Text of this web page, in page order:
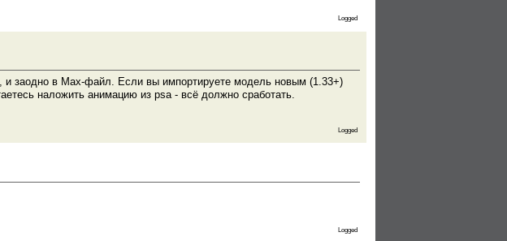
Logged
заодно в Max-файл. Если вы импортируете модель новым (1.33+)
наложить анимацию из psa - всё должно сработать.
Logged
Logged